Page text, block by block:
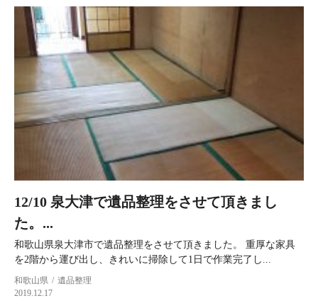
12/10 泉大津で遺品整理をさせて頂きまし
た。...
和歌山県泉大津市で遺品整理をさせて頂きました。 重厚な家具
を2階から運び出し、きれいに掃除して1日で作業完了し...
和歌山県
遺品整理
2019.12.17